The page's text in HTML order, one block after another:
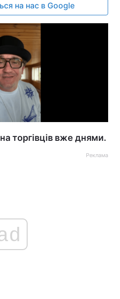
на нас в Google
торгівців вже днями.
Реклама